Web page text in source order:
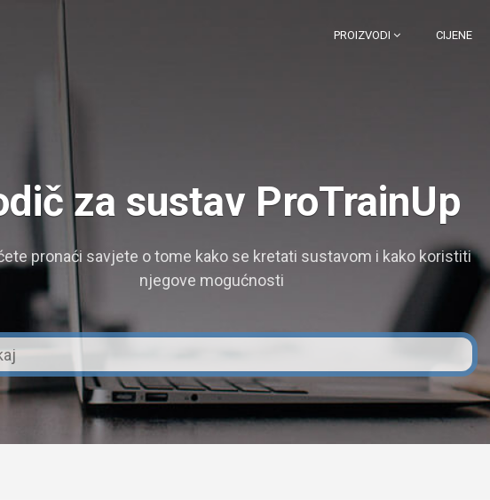
PROIZVODI CIJENE
za sustav ProTrainUp
pronaći savjete o tome kako se kretati sustavom i kako koristiti
njegove mogućnosti